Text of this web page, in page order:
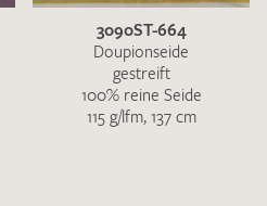
3090ST-664
Doupionseide
gestreift
100% reine Seide
115 g/lfm, 137 cm